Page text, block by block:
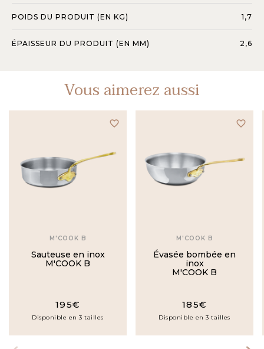
POIDS DU PRODUIT (EN KG) 1,7
ÉPAISSEUR DU PRODUIT (EN MM) 2,6
Vous aimerez aussi
favorite_border
M'COOK B
Sauteuse en inox
M'COOK B
195€
Disponible en 3 tailles
favorite_border
M'COOK B
Évasée bombée en
inox
M'COOK B
185€
Disponible en 3 tailles